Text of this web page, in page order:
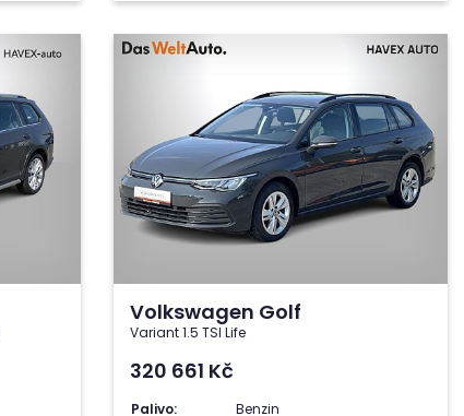
Volkswagen Golf
Variant 1.5 TSI Life
320 661 Kč
Palivo:
Benzin